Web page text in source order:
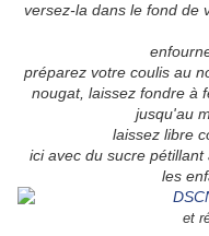
versez-la dans le fond de
préparez votre coulis au
nougat, laissez fondre à
jusqu'au
laissez libre
ici avec du sucre pétillant
les
et